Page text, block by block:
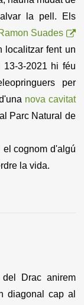
la pell. Els
Suades
localitzar fent un
3-2021 hi féu
per
nova cavitat
Parc Natural de
el cognom d'algú
la vida.
Drac anirem
diagonal cap al